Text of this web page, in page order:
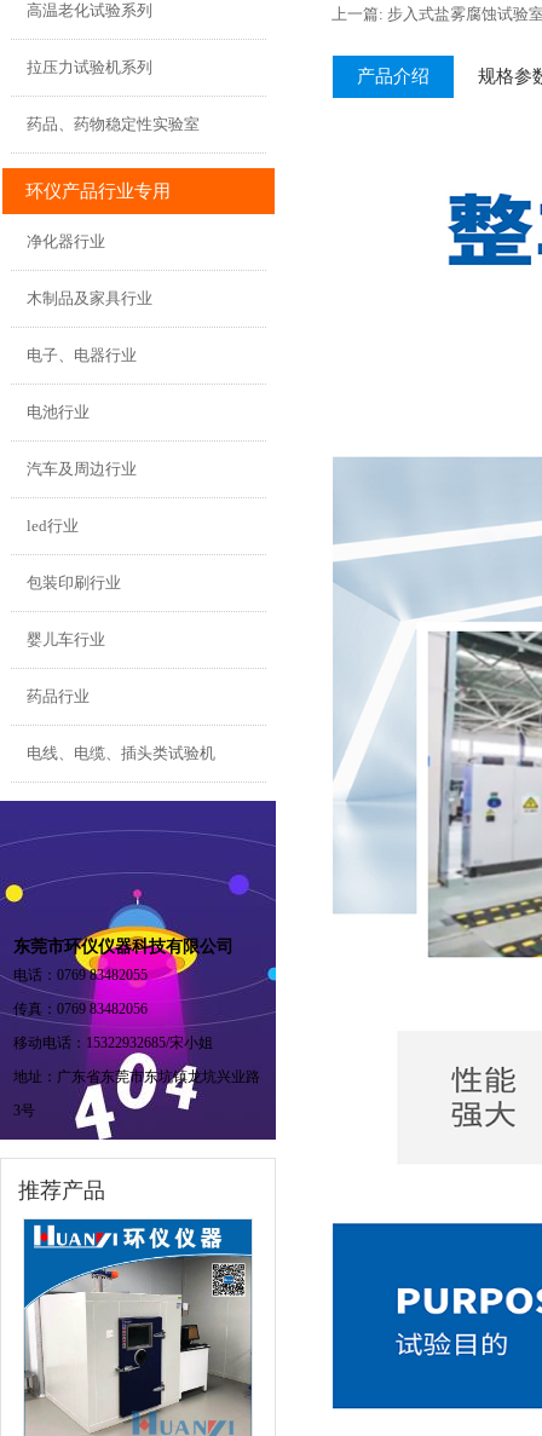
高温老化试验系列
拉压力试验机系列
药品、药物稳定性实验室
环仪产品行业专用
净化器行业
木制品及家具行业
电子、电器行业
电池行业
汽车及周边行业
led行业
包装印刷行业
婴儿车行业
药品行业
电线、电缆、插头类试验机
东莞市环仪仪器科技有限公司
电话：0769 83482055
传真：0769 83482056
移动电话：15322932685/宋小姐
地址：广东省东莞市东坑镇龙坑兴业路
3号
推荐产品
上一篇: 步入式盐雾腐蚀试验
产品介绍 规格参